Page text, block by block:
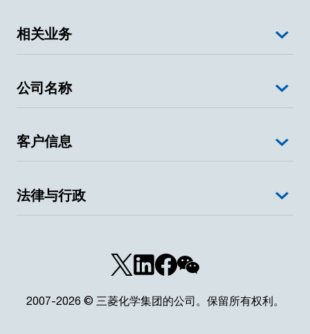
相关业务
公司名称
客户信息
法律与行政
2007-2026 © 三菱化学集团的公司。保留所有权利。